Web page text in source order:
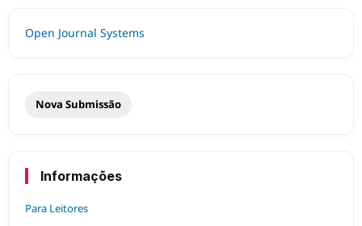
Open Journal Systems
Nova Submissão
Informações
Para Leitores